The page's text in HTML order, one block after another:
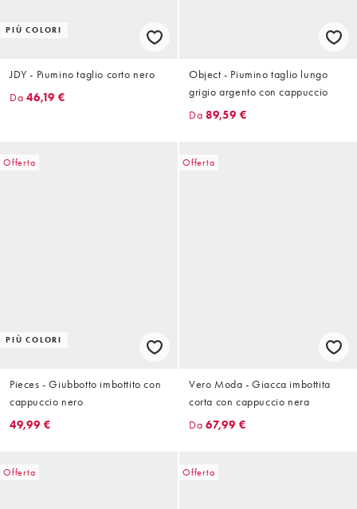
PIÙ COLORI
JDY - Piumino taglio corto nero
Da 46,19 €
Object - Piumino taglio lungo
grigio argento con cappuccio
Da 89,59 €
Offerta
PIÙ COLORI
Pieces - Giubbotto imbottito con
cappuccio nero
49,99 €
Offerta
Vero Moda - Giacca imbottita
corta con cappuccio nera
Da 67,99 €
Offerta Offerta